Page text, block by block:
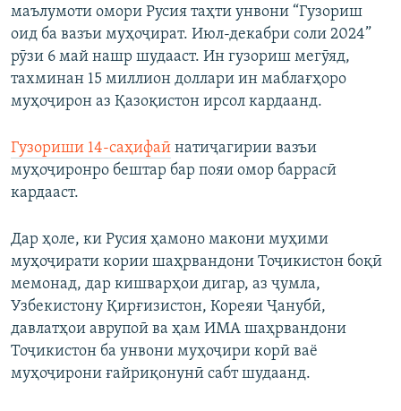
маълумоти омори Русия таҳти унвони “Гузориш
оид ба вазъи муҳоҷират. Июл-декабри соли 2024”
рӯзи 6 май нашр шудааст. Ин гузориш мегӯяд,
тахминан 15 миллион доллари ин маблағҳоро
муҳоҷирон аз Қазоқистон ирсол кардаанд.
Гузориши 14-саҳифаӣ натиҷагирии вазъи
муҳоҷиронро бештар бар пояи омор баррасӣ
кардааст.
Дар ҳоле, ки Русия ҳамоно макони муҳими
муҳоҷирати кории шаҳрвандони Тоҷикистон боқӣ
мемонад, дар кишварҳои дигар, аз ҷумла,
Узбекистону Қирғизистон, Кореяи Ҷанубӣ,
давлатҳои аврупоӣ ва ҳам ИМА шаҳрвандони
Тоҷикистон ба унвони муҳоҷири корӣ ваё
муҳоҷирони ғайриқонунӣ сабт шудаанд.